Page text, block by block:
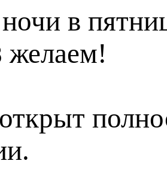
в
желаем!